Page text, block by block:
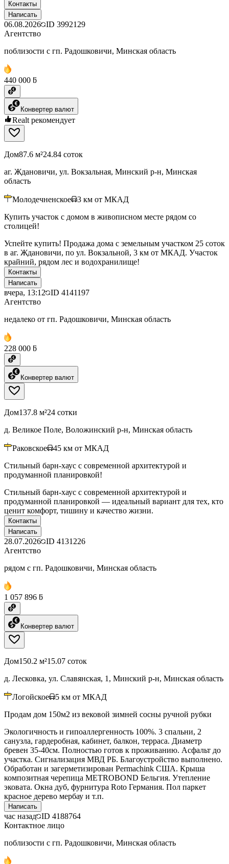
Контакты
Написать
06.08.2026 ID 3992129
Агентство
поблизости с гп. Радошковичи, Минская область
440 000 ƃ
Конвертер валют
Realt рекомендует
Дом87.6 м²24.84 соток
аг. Ждановичи, ул. Вокзальная, Минский р-н, Минская
область
Молодечненское 3 км от МКАД
Купить участок с домом в живописном месте рядом со
столицей!
Успейте купить! Продажа дома с земельным участком 25 соток
в аг. Ждановичи, по ул. Вокзальной, 3 км от МКАД. Участок
крайний, рядом лес и водохранилище!
Контакты
Написать
вчера, 13:12 ID 4141197
Агентство
недалеко от гп. Радошковичи, Минская область
228 000 ƃ
Конвертер валют
Дом137.8 м²24 сотки
д. Великое Поле, Воложинский р-н, Минская область
Раковское 45 км от МКАД
Стильный барн-хаус с современной архитектурой и
продуманной планировкой!
Стильный барн-хаус с современной архитектурой и
продуманной планировкой — идеальный вариант для тех, кто
ценит комфорт, тишину и качество жизни.
Контакты
Написать
28.07.2026 ID 4131226
Агентство
рядом с гп. Радошковичи, Минская область
1 057 896 ƃ
Конвертер валют
Дом150.2 м²15.07 соток
д. Лесковка, ул. Славянская, 1, Минский р-н, Минская область
Логойское 5 км от МКАД
Продам дом 150м2 из вековой зимней сосны ручной рубки
Экологичность и гипоаллергенность 100%. 3 спальни, 2
санузла, гардеробная, кабинет, балкон, терраса. Диаметр
бревен 35-40см. Полностью готов к проживанию. Асфальт до
участка. Сигнализация МВД РБ. Благоустройство выполнено.
Обработан и загерметизирован Permachink США. Крыша
композитная черепица METROBOND Бельгия. Утепление
эковата. Окна дуб, фурнитура Roto Германия. Пол паркет
красное дерево мербау и т.п.
Написать
час назад ID 4188764
Контактное лицо
поблизости с гп. Радошковичи, Минская область